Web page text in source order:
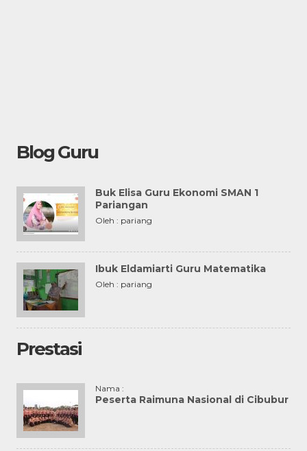
Blog Guru
Buk Elisa Guru Ekonomi SMAN 1
Pariangan
Oleh : pariang
Ibuk Eldamiarti Guru Matematika
Oleh : pariang
Prestasi
Nama :
Peserta Raimuna Nasional di Cibubur